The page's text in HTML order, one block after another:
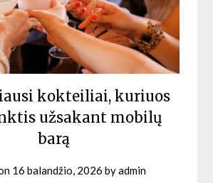
kokteiliai, kuriuos
užsakant mobilų
barą
16 balandžio, 2026 byadmin